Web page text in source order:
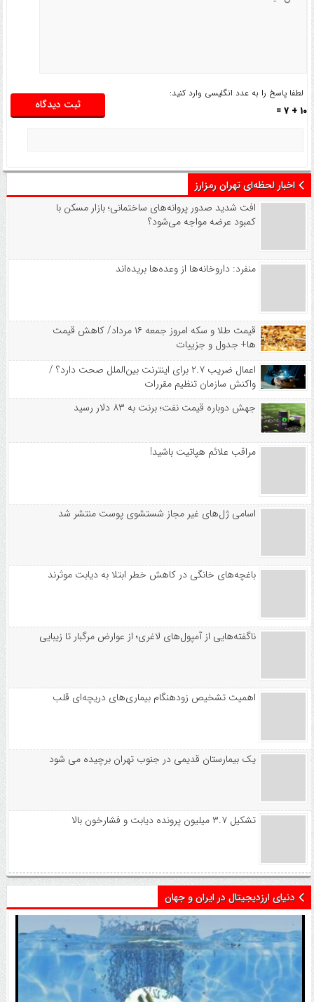
لطفا پاسخ را به عدد انگلیسی وارد کنید:
10 + 7 =
اخبار لحظه‌ای تهران رمزارز
افت شدید صدور پروانه‌های ساختمانی؛ بازار مسکن با
کمبود عرضه مواجه می‌شود؟
منفرد: داروخانه‌ها از وعده‌ها بریده‌اند
قیمت طلا و سکه امروز جمعه ۱۶ مرداد/ کاهش قیمت
ها+ جدول و جزییات
اعمال ضریب ۲.۷ برای اینترنت بین‌الملل صحت دارد؟ /
واکنش سازمان تنظیم مقررات
جهش دوباره قیمت نفت؛ برنت به ۸۳ دلار رسید
مراقب علائم هپاتیت باشید!
اسامی ژل‌های غیر مجاز شستشوی پوست منتشر شد
باغچه‌های خانگی در کاهش خطر ابتلا به دیابت موثرند
ناگفته‌هایی از آمپول‌های لاغری؛ از عوارض مرگبار تا زیبایی
اهمیت تشخیص زودهنگام بیماری‌های دریچه‌ای قلب
یک بیمارستان قدیمی در جنوب تهران برچیده می شود
تشکیل ۳.۷ میلیون پرونده دیابت و فشارخون بالا
دنیای ارزدیجیتال در ایران و جهان